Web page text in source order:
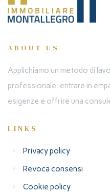
ABOUT US
Applichiamo un metodo di
professionale: entrare in
esigenze e offrire una
LINKS
Privacy policy
Revoca consensi
Cookie policy